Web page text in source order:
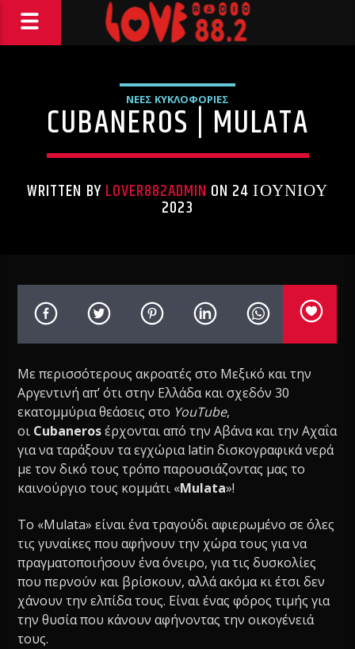
ΝΕΕΣ ΚΥΚΛΟΦΟΡΙΕΣ
CUBANEROS | MULATA
WRITTEN BYLOVER882ADMIN ON 24 ΙΟΥΝΊΟΥ
2023
Με περισσότερους ακροατές στο Μεξικό και την
Αργεντινή απ’ ότι στην Ελλάδα και σχεδόν 30
εκατομμύρια θεάσεις στο YouTube,
οι Cubanerosέρχονται από την Αβάνα και την Αχαΐα
για να ταράξουν τα εγχώρια latin δισκογραφικά νερά
με τον δικό τους τρόπο παρουσιάζοντας μας το
καινούργιο τους κομμάτι «Mulata»!
To «Mulata» είναι ένα τραγούδι αφιερωμένο σε όλες
τις γυναίκες που αφήνουν την χώρα τους για να
πραγματοποιήσουν ένα όνειρο, για τις δυσκολίες
που περνούν και βρίσκουν, αλλά ακόμα κι έτσι δεν
χάνουν την ελπίδα τους. Είναι ένας φόρος τιμής για
την θυσία που κάνουν αφήνοντας την οικογένειά
τους.